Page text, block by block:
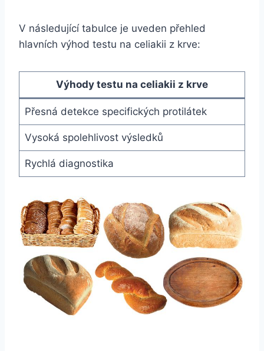
V následující‌ tabulce je uveden přehled
hlavních výhod testu ‌na celiakii z krve:
Výhody testu na celiakii z krve
Přesná detekce specifických protilátek
Vysoká spolehlivost výsledků
Rychlá⁣ diagnostika